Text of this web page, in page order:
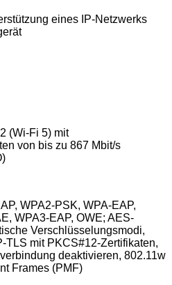
eines IP-Netzwerks
(Wi-Fi 5) mit
von bis zu 867 Mbit/s
WPA2-PSK, WPA-EAP,
WPA3-EAP, OWE; AES-
Verschlüsselungsmodi,
TLS mit PKCS#12-Zertifikaten,
deaktivieren, 802.11w
Frames (PMF)